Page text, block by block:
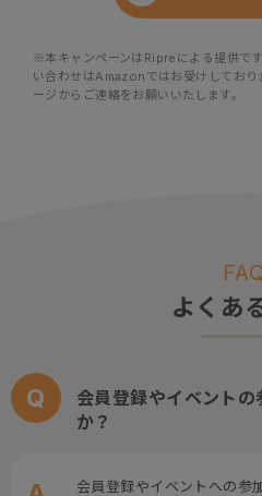
※本キャンペーンはRipreによる提供で
い合わせはAmazonではお受けしており
ージからご連絡をお願いいたします。
よくあ
会員登録やイベント
か？
会員登録やイベントへの参